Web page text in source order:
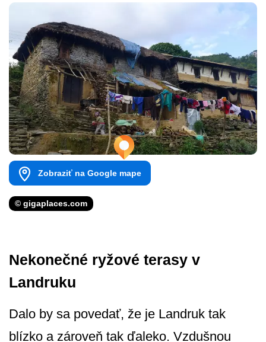
Zobraziť na Google mape
© gigaplaces.com
Nekonečné ryžové terasy v
Landruku
Dalo by sa povedať, že je Landruk tak
blízko a zároveň tak ďaleko. Vzdušnou